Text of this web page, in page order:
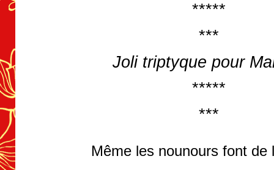
*****
***
Joli triptyque pour
*****
***
Même les nounours font de